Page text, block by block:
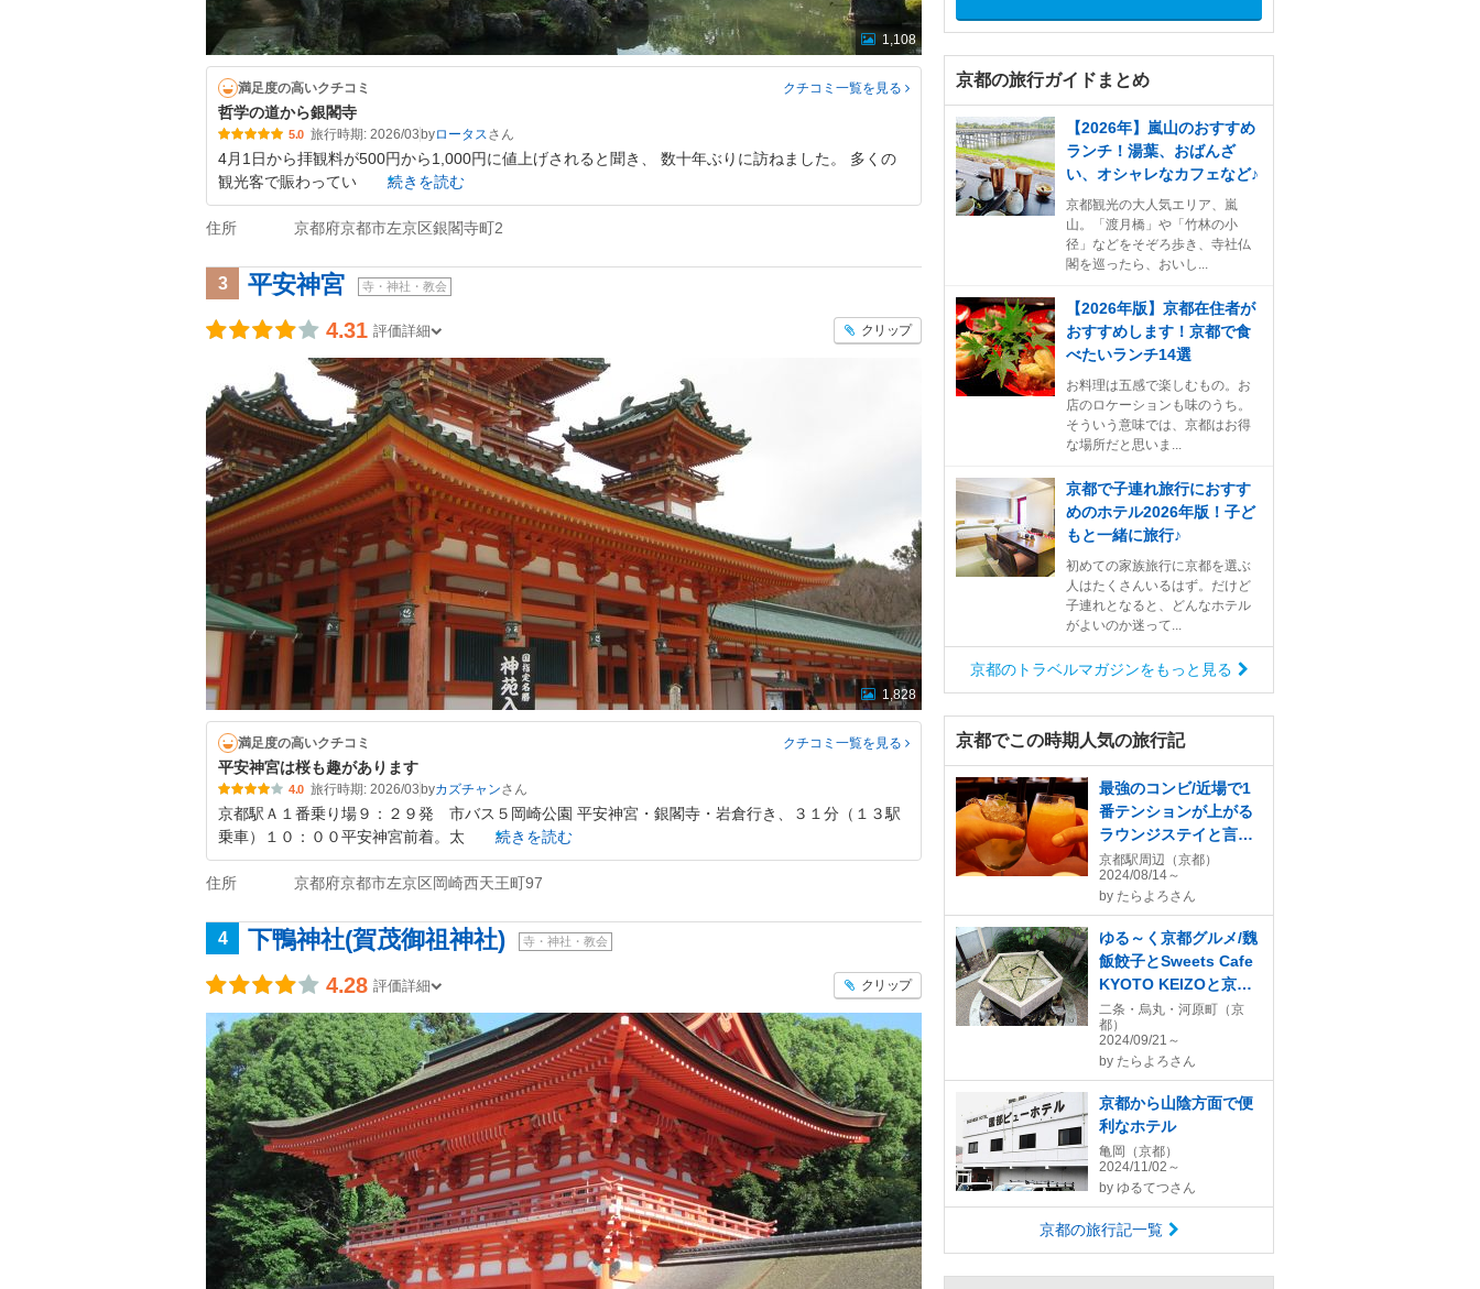
1,108
満足度の高いクチコミ クチコミ一覧を見る
哲学の道から銀閣寺
5.0 旅行時期: 2026/03 byロータス
4月1日から拝観料が500円から1,000円に値上げされると聞き、 数十年ぶりに訪ねました。 多くの
観光客で賑わってい
続きを読む
住所 京都府京都市左京区銀閣寺町2
3 平安神宮 寺・神社・教会
4.31 評価詳細 クリップ
1,828
満足度の高いクチコミ クチコミ一覧を見る
平安神宮は桜も趣があります
4.0 旅行時期: 2026/03 byカズチャン
京都駅Ａ１番乗り場９：２９発 市バス５岡崎公園 平安神宮・銀閣寺・岩倉行き、３１分（１３駅
乗車）１０：００平安神宮前着。太
続きを読む
住所 京都府京都市左京区岡崎西天王町97
4 下鴨神社(賀茂御祖神社) 寺・神社・教会
4.28 評価詳細 クリップ
京都の旅行ガイドまとめ
【2026年】嵐山のおすすめ
ランチ！湯葉、おばんざ
い、オシャレなカフェなど♪
京都観光の大人気エリア、嵐
山。「渡月橋」や「竹林の小
径」などをそぞろ歩き、寺社仏
閣を巡ったら、おいし...
【2026年版】京都在住者が
おすすめします！京都で食
べたいランチ14選
お料理は五感で楽しむもの。お
店のロケーションも味のうち。
そういう意味では、京都はお得
な場所だと思いま...
京都で子連れ旅行におすす
めのホテル2026年版！子ど
もと一緒に旅行♪
初めての家族旅行に京都を選ぶ
人はたくさんいるはず。だけど
子連れとなると、どんなホテル
がよいのか迷って...
京都のトラベルマガジンをもっと見る
京都でこの時期人気の旅行記
最強のコンビ/近場で1
番テンションが上がる
ラウンジステイと言え
ばこの2つ♪グランヴィ
ア京都＆インターコン
チネンタルホテル大阪
＆うな富士ランチ
京都駅周辺（京都）
2024/08/14～
by たらよろさん
ゆる～く京都グルメ/魏
飯餃子とSweets Cafe
KYOTO KEIZOと京ば
あむの美十♪晴明神社
@ANAクラウンプラザ
京都
二条・烏丸・河原町（京
都）
2024/09/21～
by たらよろさん
京都から山陰方面で便
利なホテル
亀岡（京都）
2024/11/02～
by ゆるてつさん
京都の旅行記一覧